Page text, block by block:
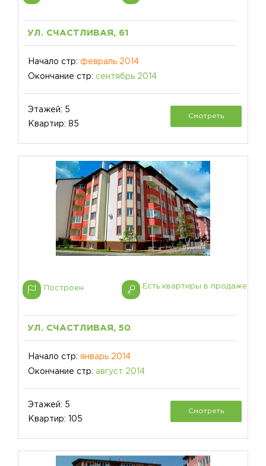
УЛ. СЧАСТЛИВАЯ, 61
Начало стр: февраль 2014
Окончание стр: сентябрь 2014
Этажей: 5
Квартир: 85
Смотреть
Построен Есть квартиры в продаже
УЛ. СЧАСТЛИВАЯ, 50
Начало стр: январь 2014
Окончание стр: август 2014
Этажей: 5
Квартир: 105
Смотреть